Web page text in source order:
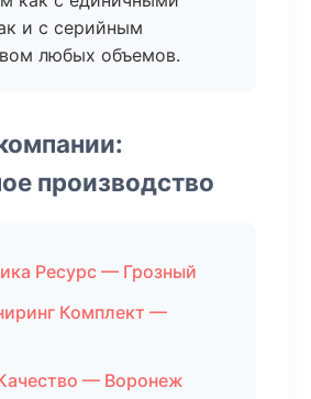
и с серийным
любых объемов.
производство
Ресурс — Грозный
Комплект —
— Воронеж